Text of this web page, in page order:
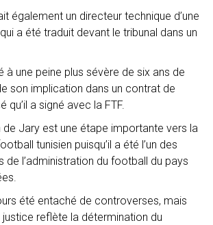
également un directeur technique d’une
a été traduit devant le tribunal dans un
à une peine plus sévère de six ans de
son implication dans un contrat de
qu’il a signé avec la FTF.
Jary est une étape importante vers la
tunisien puisqu’il a été l’un des
de l’administration du football du pays
été entaché de controverses, mais
reflète la détermination du